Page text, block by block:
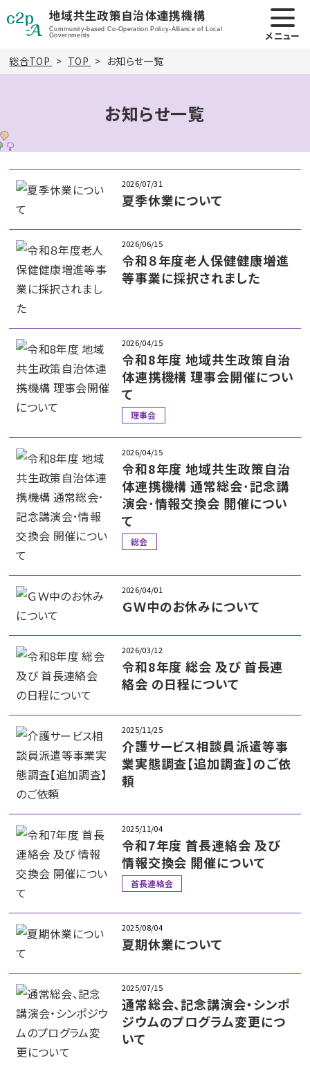
地域共生政策自治体連携機構
Community-based Co-Operation Policy-Alliance of Local
Governments
メニュー
総合TOP TOP お知らせ一覧
お知らせ一覧
2026/07/31
夏季休業について
2026/06/15
令和８年度老人保健健康増進
等事業に採択されました
2026/04/15
令和8年度 地域共生政策自治
体連携機構 理事会開催につい
て
理事会
2026/04/15
令和8年度 地域共生政策自治
体連携機構 通常総会･記念講
演会･情報交換会 開催につい
て
総会
2026/04/01
ＧＷ中のお休みについて
2026/03/12
令和8年度 総会 及び 首長連
絡会 の日程について
2025/11/25
介護サービス相談員派遣等事
業実態調査【追加調査】のご依
頼
2025/11/04
令和7年度 首長連絡会 及び
情報交換会 開催について
首長連絡会
2025/08/04
夏期休業について
2025/07/15
通常総会、記念講演会・シンポ
ジウムのプログラム変更につ
いて